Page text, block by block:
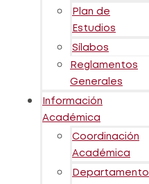
Plan de
Estudios
Sílabos
Reglamentos
Generales
Información
Académica
Coordinación
Académica
Departamento